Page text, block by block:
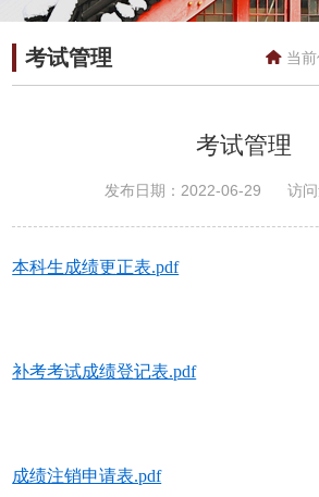
考试管理 当前
考试管理
发布日期：2022-06-29 访问
本科生成绩更正表.pdf
补考考试成绩登记表.pdf
成绩注销申请表.pdf